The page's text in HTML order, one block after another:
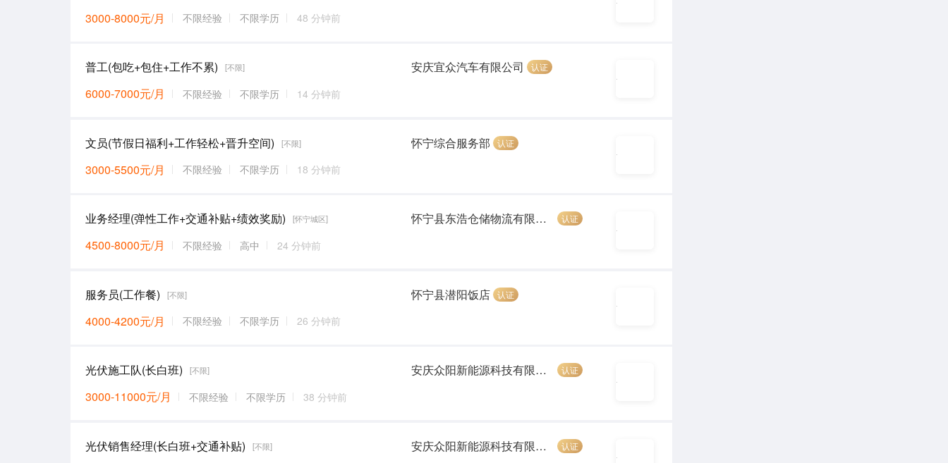
3000-8000元/月 不限经验 不限学历 48 分钟前
普工(包吃+包住+工作不累) [不限]
6000-7000元/月 不限经验 不限学历 14 分钟前
安庆宜众汽车有限公司 认证
文员(节假日福利+工作轻松+晋升空间) [不限]
3000-5500元/月 不限经验 不限学历 18 分钟前
怀宁综合服务部 认证
业务经理(弹性工作+交通补贴+绩效奖励) [怀宁城区]
4500-8000元/月 不限经验 高中 24 分钟前
怀宁县东浩仓储物流有限公司 认证
服务员(工作餐) [不限]
4000-4200元/月 不限经验 不限学历 26 分钟前
怀宁县潜阳饭店 认证
光伏施工队(长白班) [不限]
3000-11000元/月 不限经验 不限学历 38 分钟前
安庆众阳新能源科技有限公司 认证
光伏销售经理(长白班+交通补贴) [不限] 安庆众阳新能源科技有限公司 认证